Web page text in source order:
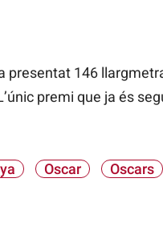
presentat 146
premi que ja és
Oscar Oscars